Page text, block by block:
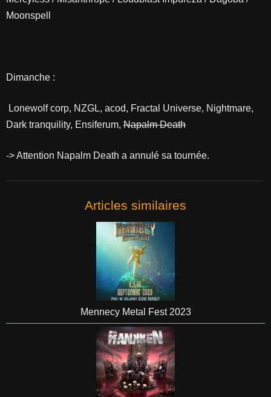
Moonspell
Dimanche :
Lonewolf corp, NZGL, acod, Fractal Universe, Nightmare,
Dark tranquility, Ensiferum, Napalm Death
-> Attention Napalm Death a annulé sa tournée.
Articles similaires
Mennecy Metal Fest 2023